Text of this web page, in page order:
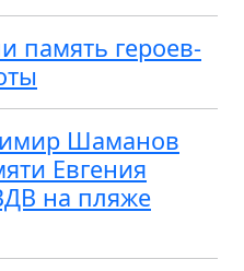
память героев-
Шаманов
Евгения
на пляже